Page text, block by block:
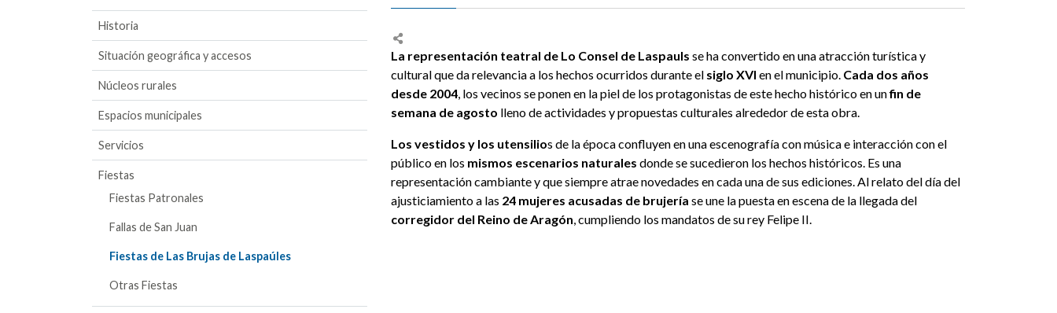
Historia
Situación geográfica y accesos
Núcleos rurales
Espacios municipales
Servicios
Fiestas
Fiestas Patronales
Fallas de San Juan
Fiestas de Las Brujas de Laspaúles
Otras Fiestas
La representación teatral de Lo Consel de Laspauls se ha convertido en una atracción turística y
cultural que da relevancia a los hechos ocurridos durante el siglo XVI en el municipio. Cada dos años
desde 2004, los vecinos se ponen en la piel de los protagonistas de este hecho histórico en unfin de
semana de agosto lleno de actividades y propuestas culturales alrededor de esta obra.
Los vestidos y los utensilios de la época confluyen en una escenografía con música e interacción con el
público en los mismos escenarios naturales donde se sucedieron los hechos históricos. Es una
representación cambiante y que siempre atrae novedades en cada una de sus ediciones. Al relato del día del
ajusticiamiento a las 24 mujeres acusadas de brujería se une la puesta en escena de la llegada del
corregidor del Reino de Aragón, cumpliendo los mandatos de su rey Felipe II.